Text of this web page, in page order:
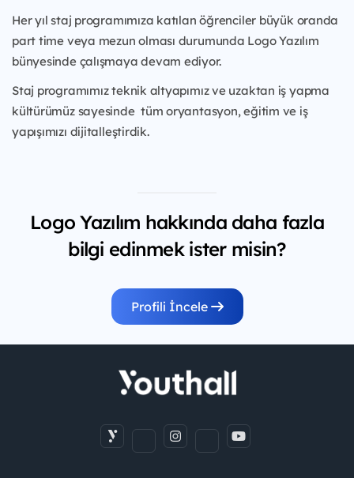
Her yıl staj programımıza katılan öğrenciler büyük oranda
part time veya mezun olması durumunda Logo Yazılım
bünyesinde çalışmaya devam ediyor.
Staj programımız teknik altyapımız ve uzaktan iş yapma
kültürümüz sayesinde tüm oryantasyon, eğitim ve iş
yapışımızı dijitalleştirdik.
Logo Yazılım hakkında daha fazla
bilgi edinmek ister misin?
Profili İncele